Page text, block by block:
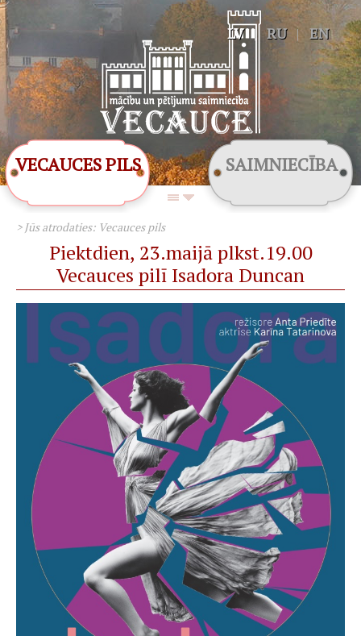
LV | RU | EN
VECAUCES PILS SAIMNIECĪBA
> Jūs atrodaties: Vecauces pils
Piektdien, 23.maijā plkst.19.00
Vecauces pilī Isadora Duncan